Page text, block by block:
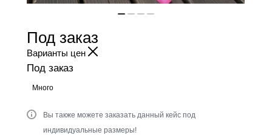
Под заказ
Варианты цен
Под заказ
Много
Вы также можете заказать данный кейс под
индивидуальные размеры!